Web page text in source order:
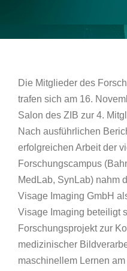
Die Mitglieder des
trafen sich am 16.
Salon des ZIB zur 4.
Nach ausführlichen
erfolgreichen Arbeit der
Forschungscampus
MedLab, SynLab) nahm
Visage Imaging GmbH
Visage Imaging beteiligt
Forschungsprojekt zur
medizinischer
maschinellem Lernen